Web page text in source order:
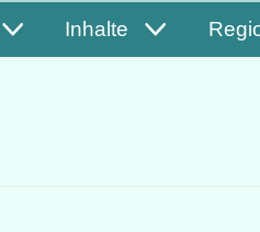
Inhalte